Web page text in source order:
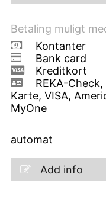
Betaling muligt
Kontanter
Bank card
Kreditkort
REKA-
Karte, VISA,
MyOne
automat
Add info